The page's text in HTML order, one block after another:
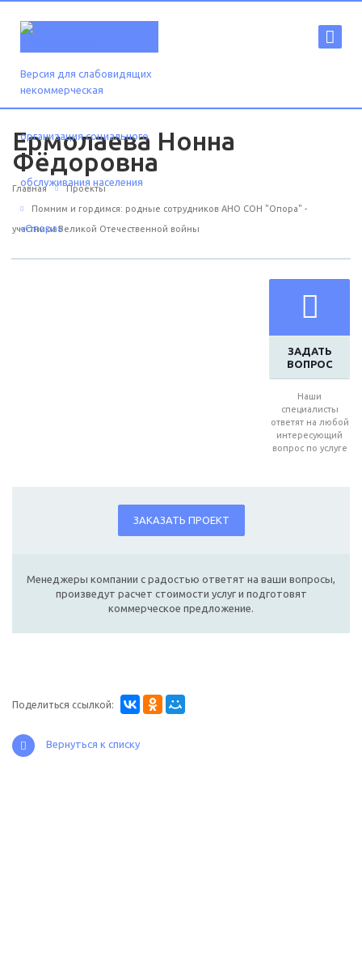
Версия для слабовидящих
Ермолаева Нонна
Фёдоровна
Главная Проекты
Помним и гордимся: родные сотрудников АНО СОН "Опора" -
участники Великой Отечественной войны
ЗАДАТЬ
ВОПРОС
Наши
специалисты
ответят на любой
интересующий
вопрос по услуге
ЗАКАЗАТЬ ПРОЕКТ
Менеджеры компании с радостью ответят на ваши вопросы,
произведут расчет стоимости услуг и подготовят
коммерческое предложение.
Поделиться ссылкой:
Вернуться к списку